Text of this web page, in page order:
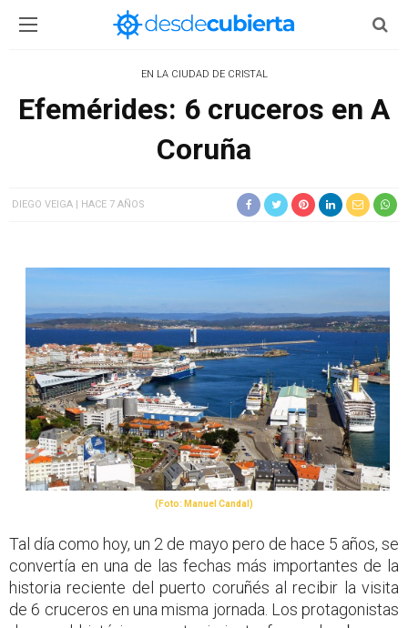
EN LA CIUDAD DE CRISTAL
Efemérides: 6 cruceros en A
Coruña
DIEGO VEIGA HACE 7 AÑOS
(Foto: Manuel Candal)
Tal día como hoy, un 2 de mayo pero de hace 5 años, se
convertía en una de las fechas más importantes de la
historia reciente del puerto coruñés al recibir la visita
de 6 cruceros en una misma jornada. Los protagonistas